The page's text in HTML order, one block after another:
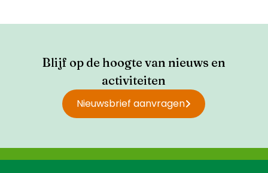
Blijf op de hoogte van nieuws en
activiteiten
Nieuwsbrief aanvragen